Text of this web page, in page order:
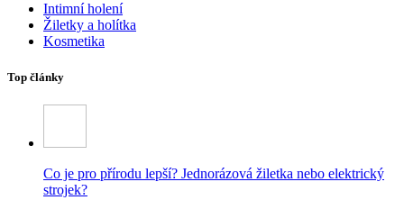
Intimní holení
Žiletky a holítka
Kosmetika
Top články
Co je pro přírodu lepší? Jednorázová žiletka nebo elektrický
strojek?